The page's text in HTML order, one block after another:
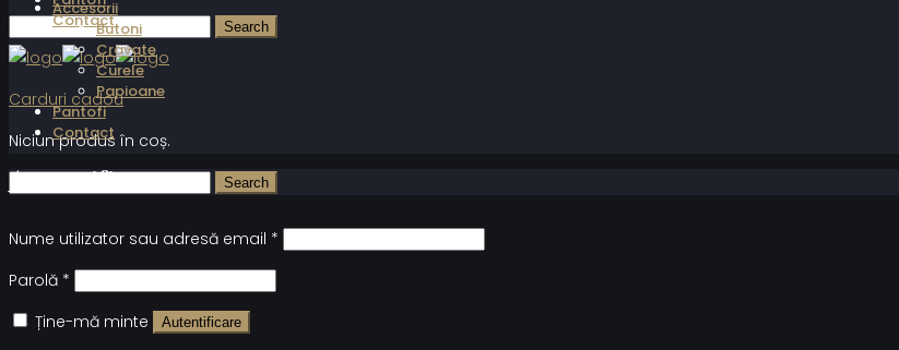
Contact
Carduri cadou
Niciun produs în coș.
Accesorii
Butoni
Cravate
Curele
Papioane
Pantofi
Contact
Autentificare
Nume utilizator sau adresă email *
Parolă *
Ține-mă minte
Autentificare